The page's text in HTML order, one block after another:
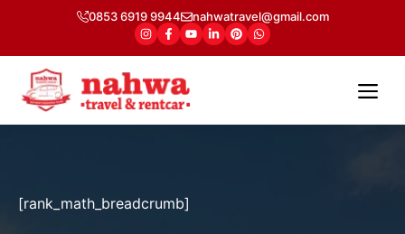
isi
0853 6919 9944 nahwatravel@gmail.com
[rank_math_breadcrumb]